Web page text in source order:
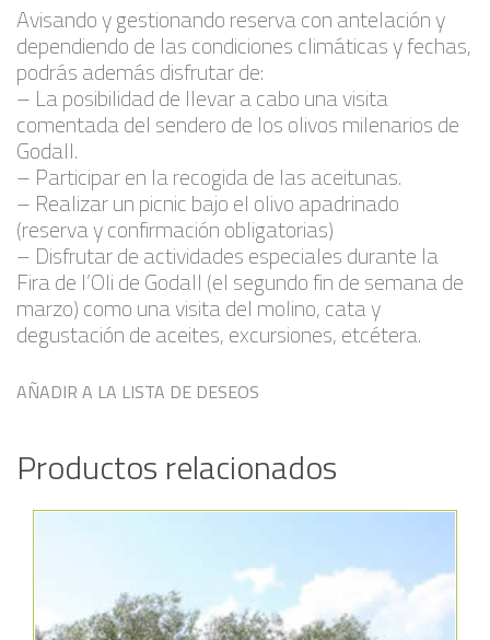
Avisando y gestionando reserva con antelación y
dependiendo de las condiciones climáticas y fechas,
podrás además disfrutar de:
– La posibilidad de llevar a cabo una visita
comentada del sendero de los olivos milenarios de
Godall.
– Participar en la recogida de las aceitunas.
– Realizar un picnic bajo el olivo apadrinado
(reserva y confirmación obligatorias)
– Disfrutar de actividades especiales durante la
Fira de l’Oli de Godall (el segundo fin de semana de
marzo) como una visita del molino, cata y
degustación de aceites, excursiones, etcétera.
AÑADIR A LA LISTA DE DESEOS
Productos relacionados